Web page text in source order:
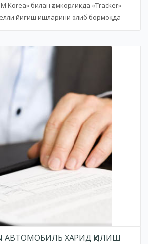
Korea» билан ҳамкорликда «Tracker»
йиғиш ишларини олиб бормоқда
АВТОМОБИЛЬ ХАРИД ҚИЛИШ